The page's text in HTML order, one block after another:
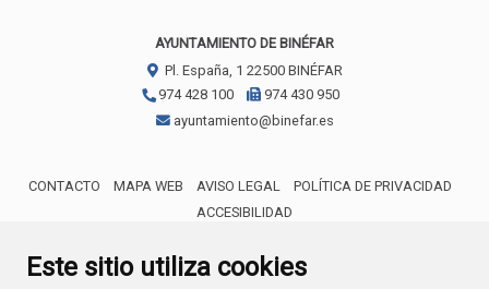
Este sitio utiliza cookies
AYUNTAMIENTO DE BINÉFAR
Pl. España, 1 22500 BINÉFAR
974 428 100
974 430 950
ayuntamiento@binefar.es
CONTACTO MAPA WEB AVISO LEGAL
POLÍTICA DE PRIVACIDAD
ACCESIBILIDAD